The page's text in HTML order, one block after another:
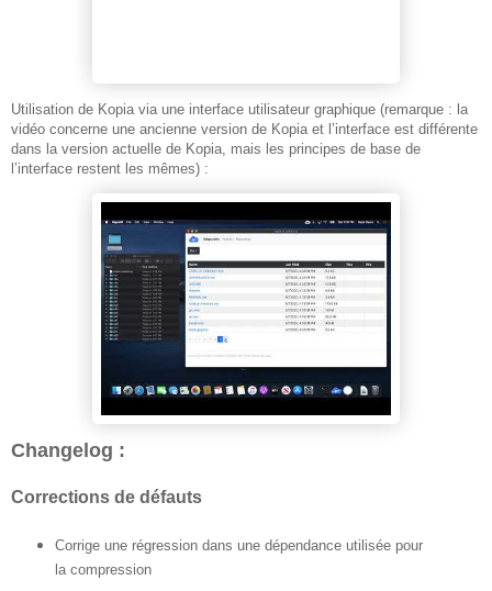
Utilisation de Kopia via une interface utilisateur graphique (remarque : la
vidéo concerne une ancienne version de Kopia et l’interface est différente
dans la version actuelle de Kopia, mais les principes de base de
l’interface restent les mêmes) :
Changelog :
Corrections de défauts
Corrige une régression dans une dépendance utilisée pour
la compression